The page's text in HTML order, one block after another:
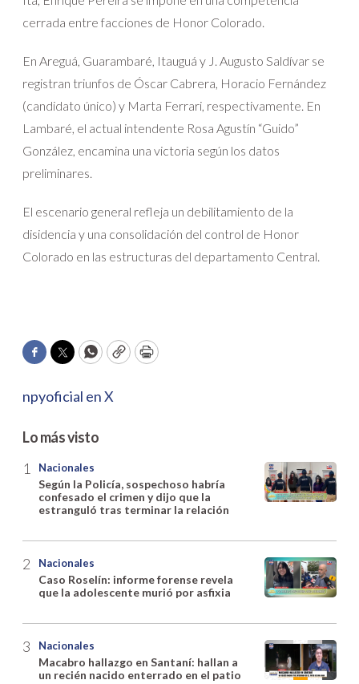
cerrada entre facciones de Honor Colorado.
En Areguá, Guarambaré, Itauguá y J. Augusto Saldívar se
registran triunfos de Óscar Cabrera, Horacio Fernández
(candidato único) y Marta Ferrari, respectivamente. En
Lambaré, el actual intendente Rosa Agustín “Guido”
González, encamina una victoria según los datos
preliminares.
El escenario general refleja un debilitamiento de la
disidencia y una consolidación del control de Honor
Colorado en las estructuras del departamento Central.
Facebook
TwitterWhatsApp
CopyPrint
npyoficial en X
Lo más visto
Nacionales
Según la Policía, sospechoso habría
confesado el crimen y dijo que la
estranguló tras terminar la relación
Nacionales
Caso Roselín: informe forense revela
que la adolescente murió por asfixia
Nacionales
Macabro hallazgo en Santaní: hallan a
un recién nacido enterrado en el patio